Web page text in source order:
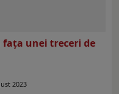
unei treceri de
2023